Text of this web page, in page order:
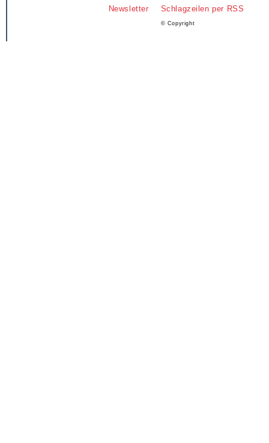
Newsletter Schlagzeilen per RSS
© Copyright